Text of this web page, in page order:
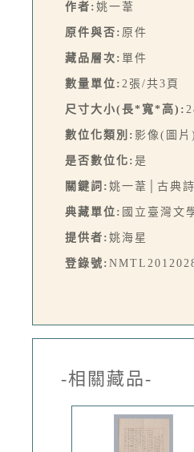
作者: 姚一葦
原件與否: 原件
藏品層次: 單件
數量單位: 2張/共3頁
尺寸大小(長*寬*高):
數位化類別: 影像(圖片)
是否數位化: 是
關鍵詞: 姚一葦│古典
典藏單位: 國立臺灣文
提供者: 姚海星
登錄號:
-相關藏品-